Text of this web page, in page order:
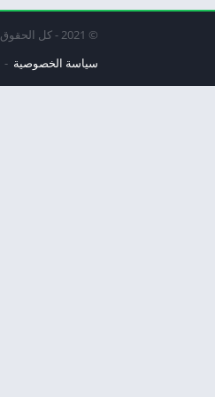
© 2021 - كل الحقوق محفوظة -
سياسة الخصوصية